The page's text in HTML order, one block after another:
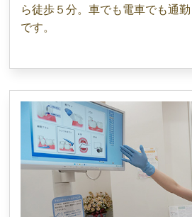
ら徒歩５分。車でも電車でも通
です。